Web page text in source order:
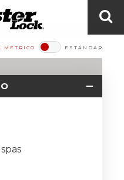
MÉTRICO ESTÁNDAR​​​​​​​